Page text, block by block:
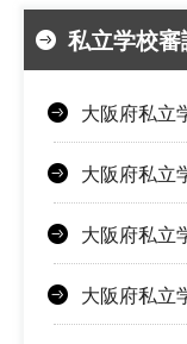
私立学校審
大阪府私立
大阪府私立
大阪府私立
大阪府私立